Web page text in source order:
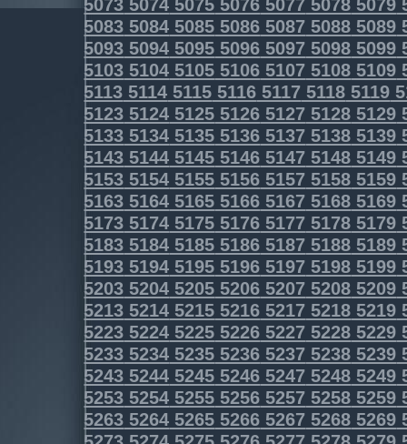
5083 5084 5085 5086 5087 5088 5089
5093 5094 5095 5096 5097 5098 5099
5103 5104 5105 5106 5107 5108 5109
5113 5114 5115 5116 5117 5118 5119
5123 5124 5125 5126 5127 5128 5129
5133 5134 5135 5136 5137 5138 5139
5143 5144 5145 5146 5147 5148 5149
5153 5154 5155 5156 5157 5158 5159
5163 5164 5165 5166 5167 5168 5169
5173 5174 5175 5176 5177 5178 5179
5183 5184 5185 5186 5187 5188 5189
5193 5194 5195 5196 5197 5198 5199
5203 5204 5205 5206 5207 5208 5209
5213 5214 5215 5216 5217 5218 5219
5223 5224 5225 5226 5227 5228 5229
5233 5234 5235 5236 5237 5238 5239
5243 5244 5245 5246 5247 5248 5249
5253 5254 5255 5256 5257 5258 5259
5263 5264 5265 5266 5267 5268 5269